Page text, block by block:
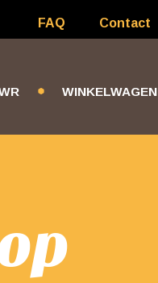
FAQ Contact
WINKELWAGEN